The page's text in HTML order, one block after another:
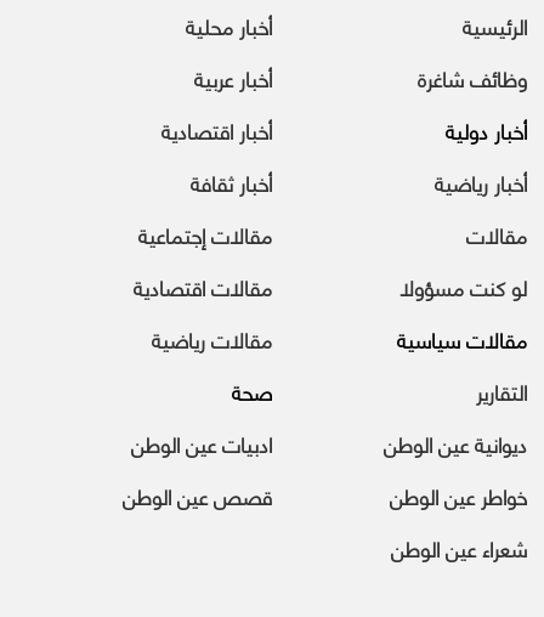
الرئيسية
أخبار محلية
وظائف شاغرة
أخبار عربية
أخبار دولية
أخبار اقتصادية
أخبار رياضية
أخبار ثقافة
مقالات
مقالات إجتماعية
لو كنت مسؤولا
مقالات اقتصادية
مقالات سياسية
مقالات رياضية
التقارير
صحة
ديوانية عين الوطن
ادبيات عين الوطن
خواطر عين الوطن
قصص عين الوطن
شعراء عين الوطن